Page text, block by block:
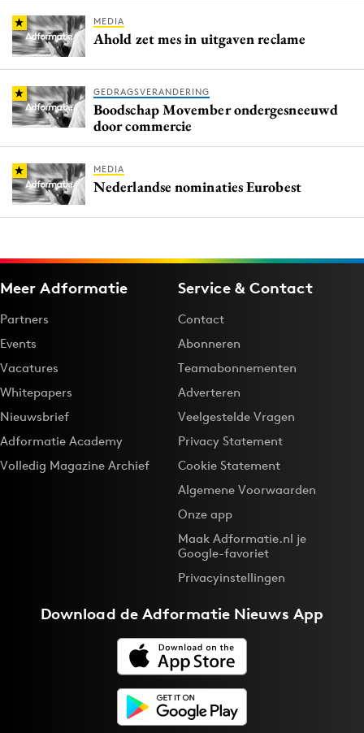
MEDIA
Ahold zet mes in uitgaven reclame
GEDRAGSVERANDERING
Boodschap Movember ondergesneeuwd
door commercie
MEDIA
Nederlandse nominaties Eurobest
Meer Adformatie
Partners
Events
Vacatures
Whitepapers
Nieuwsbrief
Adformatie Academy
Volledig Magazine Archief
Service & Contact
Contact
Abonneren
Teamabonnementen
Adverteren
Veelgestelde Vragen
Privacy Statement
Cookie Statement
Algemene Voorwaarden
Onze app
Maak Adformatie.nl je
Google-favoriet
Privacyinstellingen
Download deAdformatie Nieuws App